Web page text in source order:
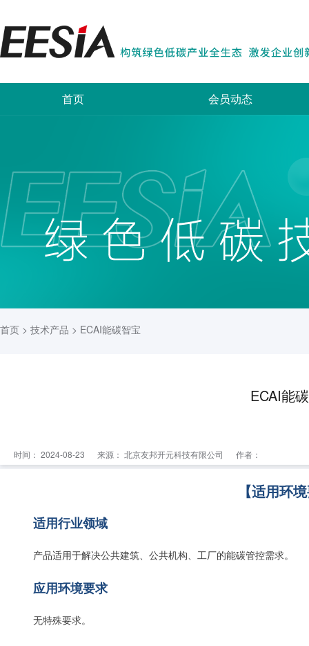
首页 会员动态
首页 > 技术产品 > ECAI能碳智宝
ECAI能
时间： 2024-08-23 来源： 北京友邦开元科技有限公司 作者：
【适用环
适用行业领域
产品适用于解决公共建筑、公共机构、工厂的能碳管控需求。
应用环境要求
无特殊要求。